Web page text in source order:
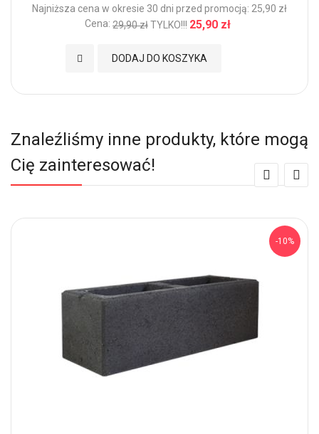
Najniższa cena w okresie 30 dni przed promocją: 25,90 zł
Cena: 29,90 złTYLKO!!! 25,90 zł
DODAJ DO KOSZYKA
Dodaj do Ulubionych
Znaleźliśmy inne produkty, które mogą
Cię zainteresować!
-10%